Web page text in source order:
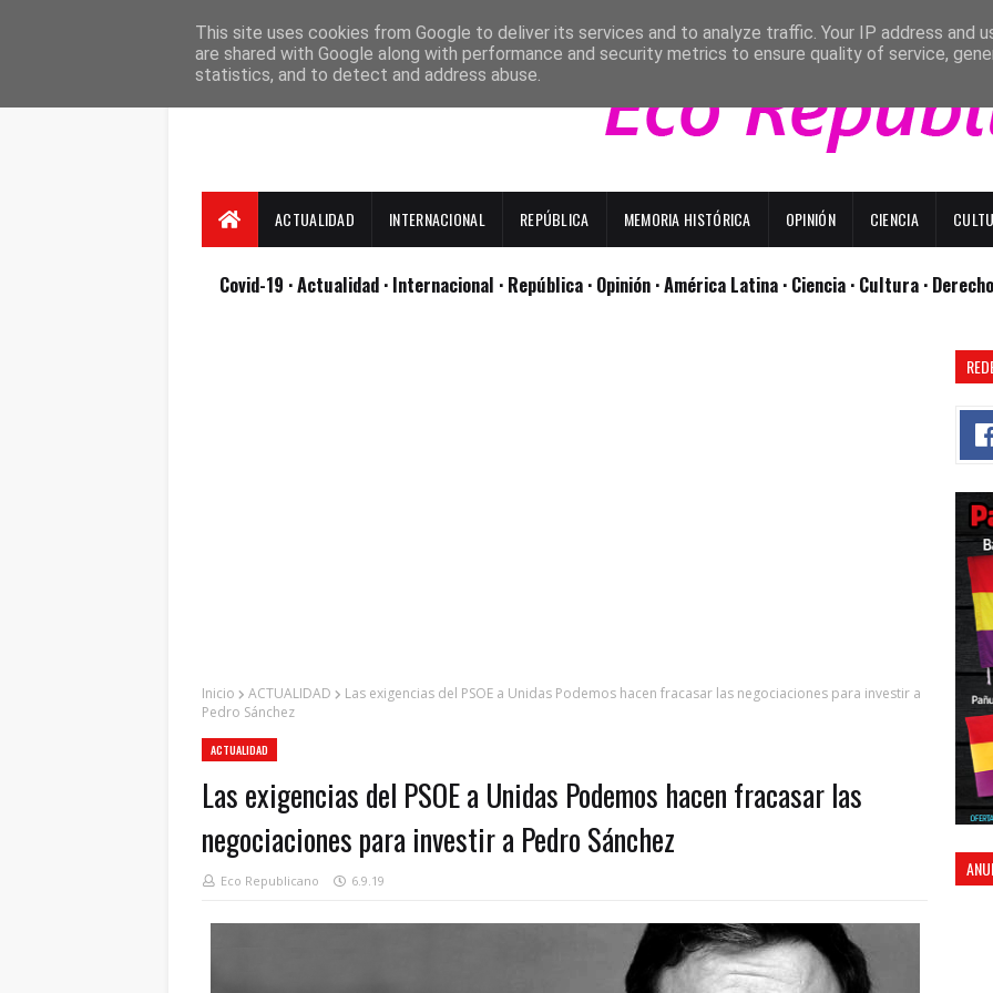
ACTUALIDAD INTERNACIONAL REPÚBLICA MEMORIA HISTÓRICA OPINIÓN CIENCIA
Covid-19 · Actualidad · Internacional · República · Opinión · América Latina · Ciencia · Cultura ·
Inicio ACTUALIDAD
Las exigencias del PSOE a Unidas Podemos hacen fracasar las negociaciones para investir a
Pedro Sánchez
ACTUALIDAD
Las exigencias del PSOE a Unidas Podemos hacen fracasar las
negociaciones para investir a Pedro Sánchez
Eco Republicano 6.9.19
This site uses cookies from Google to deliver its services and to analyze traffic. Your IP address and
are shared with Google along with performance and security metrics to ensure quality of service,
statistics, and to detect and address abuse.